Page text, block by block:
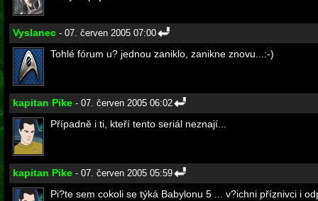
Vyslanec - 07. červen 2005 07:00
Tohlé fórum u? jednou zaniklo, zanikne znovu...:-)
kapitan Pike - 07. červen 2005 06:02
Případně i ti, kteří tento seriál neznají...
kapitan Pike - 07. červen 2005 05:59
Pi?te sem cokoli se týká Babylonu 5 ... v?ichni příznivci i